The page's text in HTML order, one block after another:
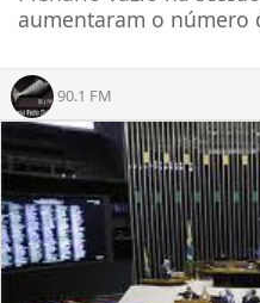
aumentaram o número
90.1 FM